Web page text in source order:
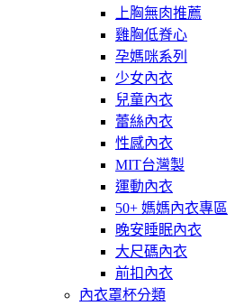
上胸無肉推薦
雞胸低脊心
孕媽咪系列
少女內衣
兒童內衣
蕾絲內衣
性感內衣
MIT台灣製
運動內衣
50+ 媽媽內衣專區
晚安睡眠內衣
大尺碼內衣
前扣內衣
內衣罩杯分類